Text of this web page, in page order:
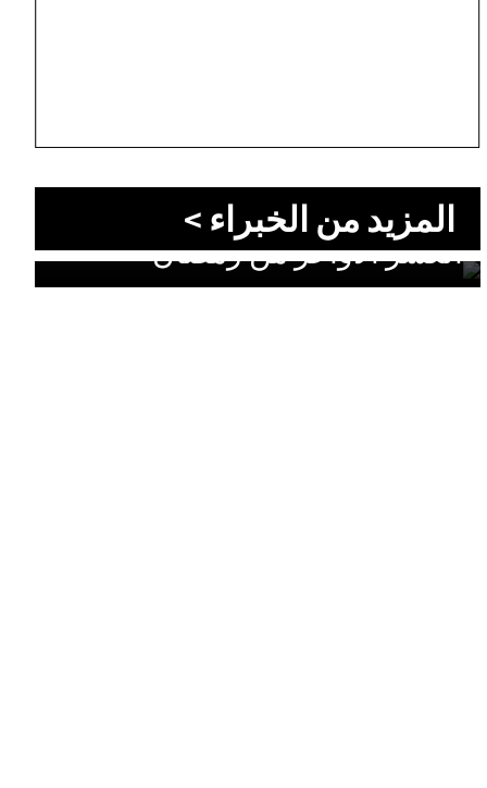
المزيد من الخبراء >
الليالي التي قد تغيّر قدرك: سرّ
العشر الأواخر من رمضان